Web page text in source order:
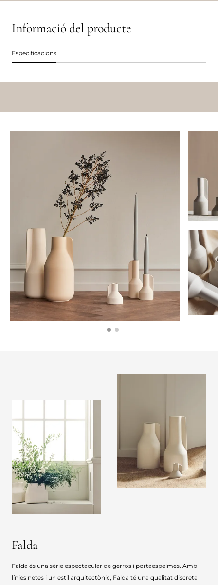
Informació del producte
Especificacions
Falda
Falda és una sèrie espectacular de gerros i portaespelmes. Amb
línies netes i un estil arquitectònic, Falda té una qualitat discreta i